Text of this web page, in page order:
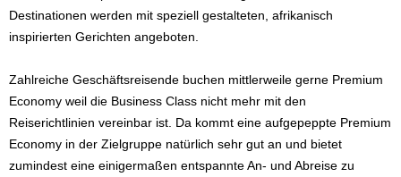
Destinationen werden mit speziell gestalteten, afrikanisch
inspirierten Gerichten angeboten.
Zahlreiche Geschäftsreisende buchen mittlerweile gerne Premium
Economy weil die Business Class nicht mehr mit den
Reiserichtlinien vereinbar ist. Da kommt eine aufgepeppte Premium
Economy in der Zielgruppe natürlich sehr gut an und bietet
zumindest eine einigermaßen entspannte An- und Abreise zu